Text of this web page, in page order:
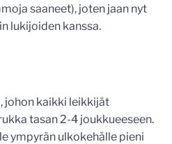
saaneet), joten jaan nyt
lukijoiden kanssa.
johon kaikki leikkijät
tasan 2-4 joukkueeseen.
ympyrän ulkokehälle pieni